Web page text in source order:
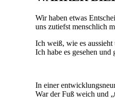
Wir haben etwas
uns zutiefst menschlich
Ich weiß, wie es
Ich habe es gesehen und
In einer
War der Fuß weich und